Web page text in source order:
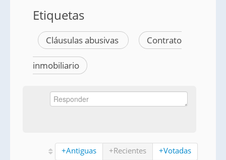
Etiquetas
Cláusulas abusivas Contrato
inmobiliario
+Antiguas +Recientes +Votadas